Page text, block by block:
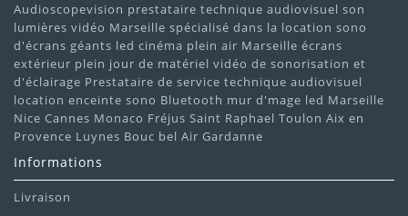
Audioscopevision prestataire technique audiovisuel son
lumières vidéo Marseille spécialisé dans la location sono
d'écrans géants led cinéma plein air Marseille écrans
extérieur plein jour de matériel vidéo de sonorisation et
d'éclairage Prestataire de service technique audiovisuel
location enceinte sono Bluetooth mur d'mage led Marseille
Nice Cannes Monaco Fréjus Saint Raphael Toulon Aix en
Provence Luynes Bouc bel Air Gardanne
Informations
Livraison